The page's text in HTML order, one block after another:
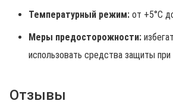
Температурный режим: от +5°C
Меры предосторожности:
использовать средства защиты при
Отзывы